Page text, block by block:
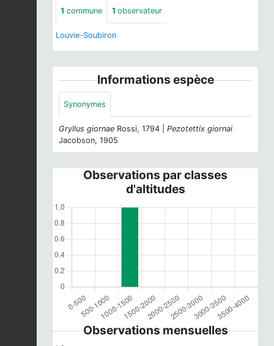
1 commune 1 observateur
Louvie-Soubiron
Informations espèce
Synonymes
Gryllus giornae Rossi, 1794 | Pezotettix giornai
Jacobson, 1905
Observations par classes
d'altitudes
Observations mensuelles